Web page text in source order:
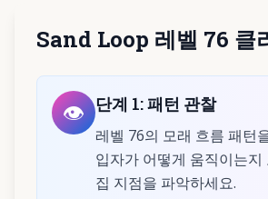
Sand Loop 레벨 76 클
👁️ 단계 1:패턴 관찰
레벨 76의 모래 흐름 패턴
입자가 어떻게 움직이는지
집 지점을 파악하세요.